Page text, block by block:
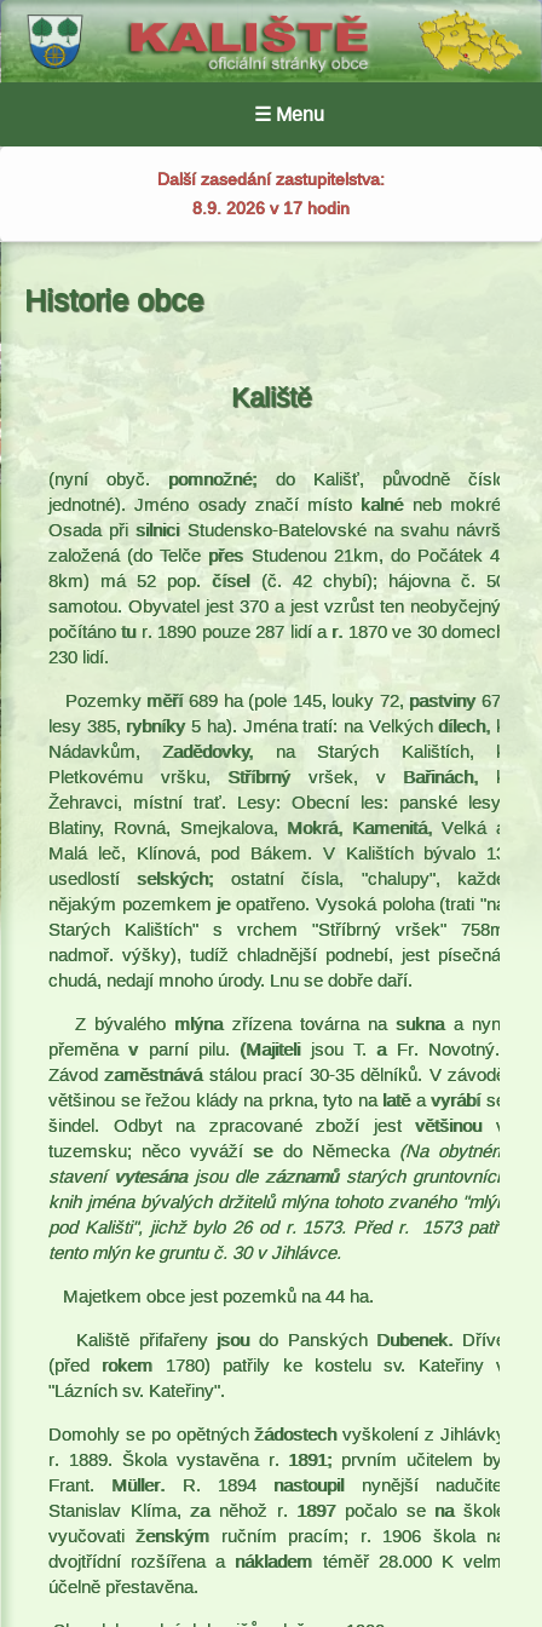
☰ Menu
Další zasedání zastupitelstva:
8.9. 2026 v 17 hodin
Historie obce
Kaliště
(nyní obyč. pomnožné; do Kališť, původně číslo
jednotné). Jméno osady značí místo kalné neb mokré.
Osada při silnici Studensko-Batelovské na svahu návrší
založená (do Telče přes Studenou 21km, do Počátek 4-
8km) má 52 pop. čísel (č. 42 chybí); hájovna č. 50
samotou. Obyvatel jest 370 a jest vzrůst ten neobyčejný;
počítáno tu r. 1890 pouze 287 lidí a r. 1870 ve 30 domech
230 lidí.
Pozemky měří 689 ha (pole 145, louky 72, pastviny 67,
lesy 385, rybníky 5 ha). Jména tratí: na Velkých dílech, k
Nádavkům, Zadědovky, na Starých Kalištích, k
Pletkovému vršku, Stříbrný vršek, v Bařinách, k
Žehravci, místní trať. Lesy: Obecní les: panské lesy:
Blatiny, Rovná, Smejkalova, Mokrá, Kamenitá, Velká a
Malá leč, Klínová, pod Bákem. V Kalištích bývalo 13
usedlostí selských; ostatní čísla, "chalupy", každé
nějakým pozemkem je opatřeno. Vysoká poloha (trati "na
Starých Kalištích" s vrchem "Stříbrný vršek" 758m
nadmoř. výšky), tudíž chladnější podnebí, jest písečná,
chudá, nedají mnoho úrody. Lnu se dobře daří.
Z bývalého mlýna zřízena továrna na sukna a nyní
přeměna v parní pilu. (Majiteli jsou T. a Fr. Novotný.)
Závod zaměstnává stálou prací 30-35 dělníků. V závodě
většinou se řežou klády na prkna, tyto na latě a vyrábí se
šindel. Odbyt na zpracované zboží jest většinou v
tuzemsku; něco vyváží se do Německa (Na obytném
stavení vytesána jsou dle záznamů starých gruntovních
knih jména bývalých držitelů mlýna tohoto zvaného "mlýn
pod Kališti", jichž bylo 26 od r. 1573. Před r. 1573 patřil
tento mlýn ke gruntu č. 30 v Jihlávce.
Majetkem obce jest pozemků na 44 ha.
Kaliště přifařeny jsou do Panských Dubenek. Dříve
(před rokem 1780) patřily ke kostelu sv. Kateřiny v
"Lázních sv. Kateřiny".
Domohly se po opětných žádostech vyškolení z Jihlávky
r. 1889. Škola vystavěna r. 1891; prvním učitelem byl
Frant. Müller. R. 1894 nastoupil nynější nadučitel
Stanislav Klíma, za něhož r. 1897 počalo se na škole
vyučovati ženským ručním pracím; r. 1906 škola na
dvojtřídní rozšířena a nákladem téměř 28.000 K velmi
účelně přestavěna.